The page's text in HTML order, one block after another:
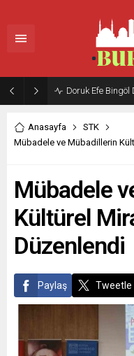
Anasayfa
STK
Mübadele ve Mübadillerin
Mübadele
Kültürel
Düzenlendi
Paylaş Tweetle